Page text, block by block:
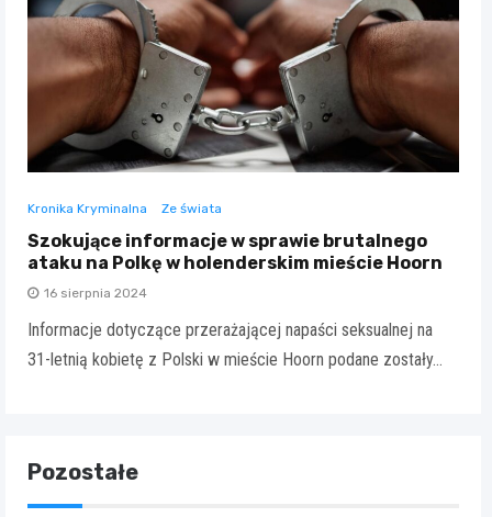
Kronika Kryminalna Ze świata
Szokujące informacje w sprawie brutalnego
ataku na Polkę w holenderskim mieście Hoorn
16 sierpnia 2024
Informacje dotyczące przerażającej napaści seksualnej na
31-letnią kobietę z Polski w mieście Hoorn podane zostały…
Pozostałe